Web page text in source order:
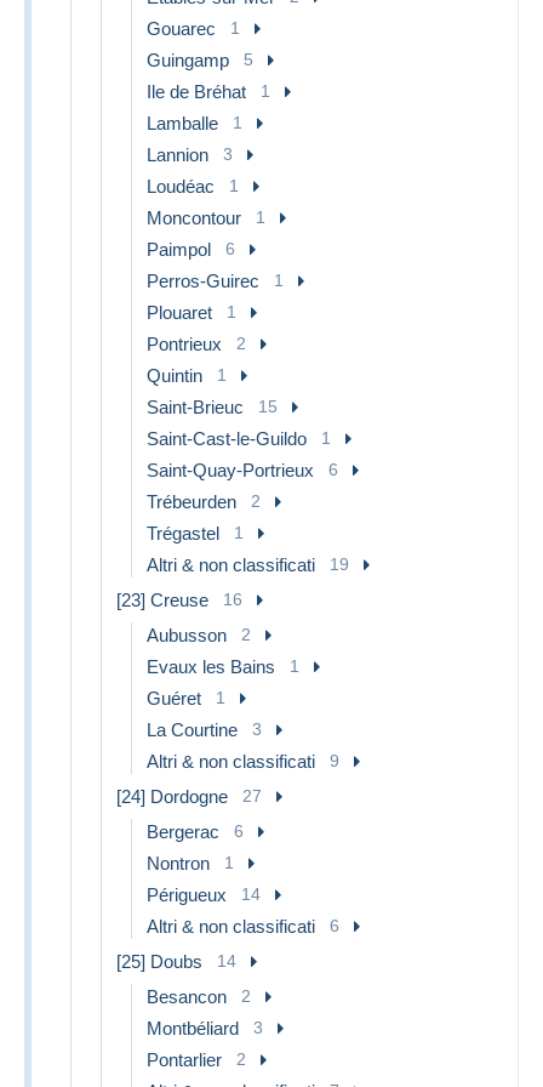
Gouarec 1
Guingamp 5
Ile de Bréhat 1
Lamballe 1
Lannion 3
Loudéac 1
Moncontour 1
Paimpol 6
Perros-Guirec 1
Plouaret 1
Pontrieux 2
Quintin 1
Saint-Brieuc 15
Saint-Cast-le-Guildo 1
Saint-Quay-Portrieux 6
Trébeurden 2
Trégastel 1
Altri & non classificati 19
[23] Creuse 16
Aubusson 2
Evaux les Bains 1
Guéret 1
La Courtine 3
Altri & non classificati 9
[24] Dordogne 27
Bergerac 6
Nontron 1
Périgueux 14
Altri & non classificati 6
[25] Doubs 14
Besancon 2
Montbéliard 3
Pontarlier 2